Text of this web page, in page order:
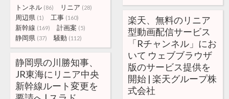
トンネル (86) リニア (28)
周辺県 (1) 工事 (160)
新幹線 (169) 計画案 (5)
静岡県 (37) 騒動 (112)
楽天、無料のリニア
型動画配信サービス
「Rチャンネル」にお
いて ウェブブラウザ
版のサービス提供を
開始 | 楽天グループ株
式会社
静岡県の川勝知事、
JR東海にリニア中央
新幹線ルート変更を